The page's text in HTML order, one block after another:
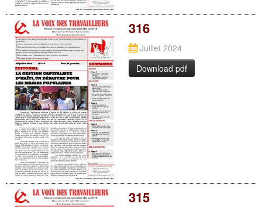
316
Juillet 2024
Download pdf
315